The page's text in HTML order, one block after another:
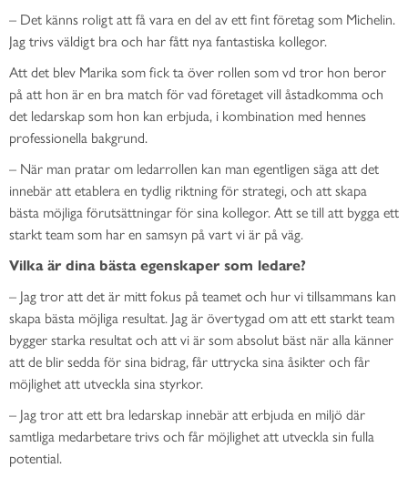
– Det känns roligt att få vara en del av ett fint företag som Michelin.
Jag trivs väldigt bra och har fått nya fantastiska kollegor.
Att det blev Marika som fick ta över rollen som vd tror hon beror
på att hon är en bra match för vad företaget vill åstadkomma och
det ledarskap som hon kan erbjuda, i kombination med hennes
professionella bakgrund.
– När man pratar om ledarrollen kan man egentligen säga att det
innebär att etablera en tydlig riktning för strategi, och att skapa
bästa möjliga förutsättningar för sina kollegor. Att se till att bygga ett
starkt team som har en samsyn på vart vi är på väg.
Vilka är dina bästa egenskaper som ledare?
– Jag tror att det är mitt fokus på teamet och hur vi tillsammans kan
skapa bästa möjliga resultat. Jag är övertygad om att ett starkt team
bygger starka resultat och att vi är som absolut bäst när alla känner
att de blir sedda för sina bidrag, får uttrycka sina åsikter och får
möjlighet att utveckla sina styrkor.
– Jag tror att ett bra ledarskap innebär att erbjuda en miljö där
samtliga medarbetare trivs och får möjlighet att utveckla sin fulla
potential.